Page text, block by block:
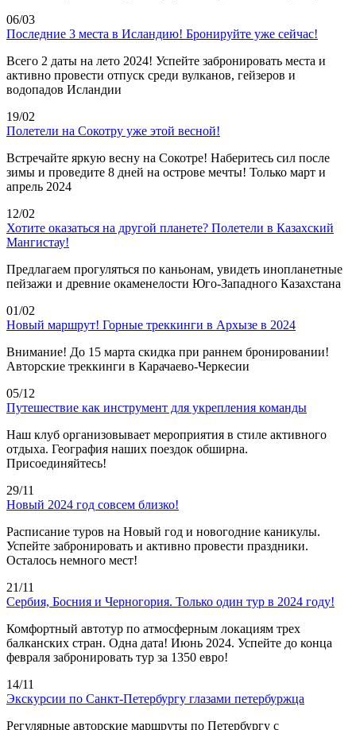
06/03
Последние 3 места в Исландию! Бронируйте уже сейчас!
Всего 2 даты на лето 2024! Успейте забронировать места и
активно провести отпуск среди вулканов, гейзеров и
водопадов Исландии
19/02
Полетели на Сокотру уже этой весной!
Встречайте яркую весну на Сокотре! Наберитесь сил после
зимы и проведите 8 дней на острове мечты! Только март и
апрель 2024
12/02
Хотите оказаться на другой планете? Полетели в Казахский
Мангистау!
Предлагаем прогуляться по каньонам, увидеть инопланетные
пейзажи и древние окаменелости Юго-Западного Казахстана
01/02
Новый маршрут! Горные треккинги в Архызе в 2024
Внимание! До 15 марта скидка при раннем бронировании!
Авторские треккинги в Карачаево-Черкесии
05/12
Путешествие как инструмент для укрепления команды
Наш клуб организовывает мероприятия в стиле активного
отдыха. География наших поездок обширна.
Присоединяйтесь!
29/11
Новый 2024 год совсем близко!
Расписание туров на Новый год и новогодние каникулы.
Успейте забронировать и активно провести праздники.
Осталось немного мест!
21/11
Сербия, Босния и Черногория. Только один тур в 2024 году!
Комфортный автотур по атмосферным локациям трех
балканских стран. Одна дата! Июнь 2024. Успейте до конца
февраля забронировать тур за 1350 евро!
14/11
Экскурсии по Санкт-Петербургу глазами петербуржца
Регулярные авторские маршруты по Петербургу с